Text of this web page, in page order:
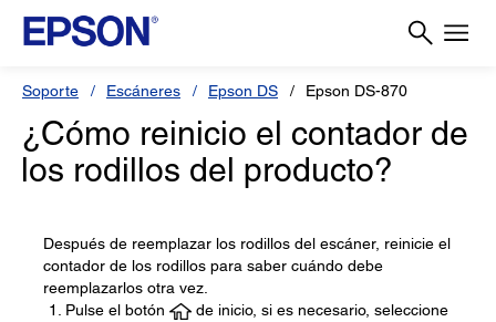
Soporte Escáneres Epson DS Epson DS-870
¿Cómo reinicio el contador de
los rodillos del producto?
Después de reemplazar los rodillos del escáner, reinicie el
contador de los rodillos para saber cuándo debe
reemplazarlos otra vez.
Pulse el botón
de inicio, si es necesario, seleccione